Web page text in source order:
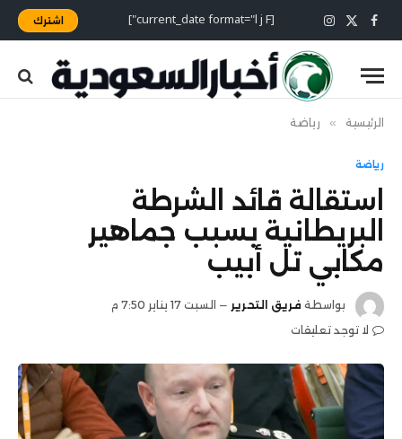
فيسبوك
X
(Twitter)
الانستغرام [current_date format="l j F"] اشترك
الرئيسية » رياضة
رياضة
استقالة قائد الشرطة
البريطانية بسبب جماهير
مكابي تل أبيب
بواسطة فريق التحرير
السبت 17 يناير 7:50 م
لا توجد تعليقات